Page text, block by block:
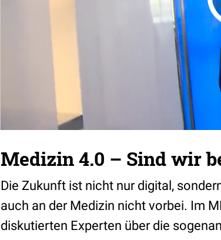
Medizin 4.0 – Sind wir
Die Zukunft ist nicht nur digital,
auch an der Medizin nicht vorbei. Im
diskutierten Experten über die